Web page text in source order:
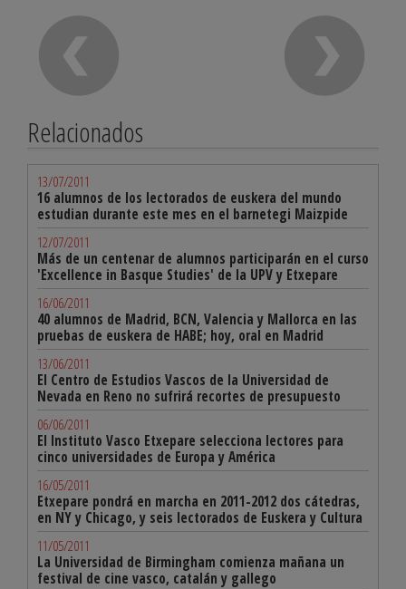
Relacionados
13/07/2011
16 alumnos de los lectorados de euskera del mundo
estudian durante este mes en el barnetegi Maizpide
12/07/2011
Más de un centenar de alumnos participarán en el curso
'Excellence in Basque Studies' de la UPV y Etxepare
16/06/2011
40 alumnos de Madrid, BCN, Valencia y Mallorca en las
pruebas de euskera de HABE; hoy, oral en Madrid
13/06/2011
El Centro de Estudios Vascos de la Universidad de
Nevada en Reno no sufrirá recortes de presupuesto
06/06/2011
El Instituto Vasco Etxepare selecciona lectores para
cinco universidades de Europa y América
16/05/2011
Etxepare pondrá en marcha en 2011-2012 dos cátedras,
en NY y Chicago, y seis lectorados de Euskera y Cultura
11/05/2011
La Universidad de Birmingham comienza mañana un
festival de cine vasco, catalán y gallego